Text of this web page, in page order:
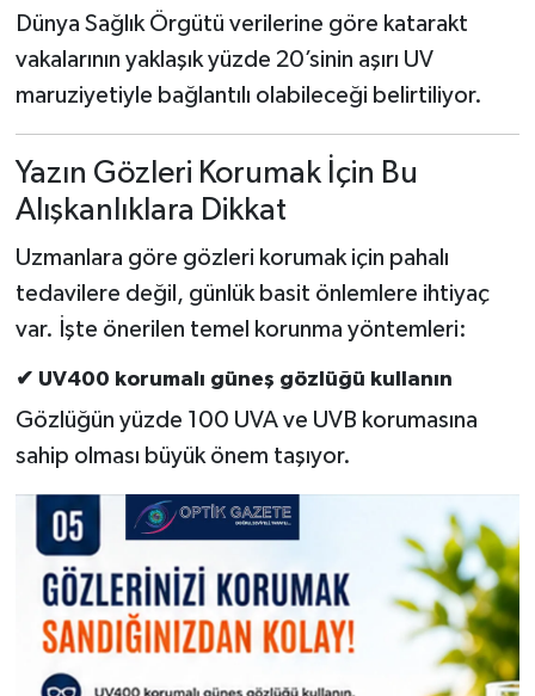
Dünya Sağlık Örgütü verilerine göre katarakt
vakalarının yaklaşık yüzde 20’sinin aşırı UV
maruziyetiyle bağlantılı olabileceği belirtiliyor.
Yazın Gözleri Korumak İçin Bu
Alışkanlıklara Dikkat
Uzmanlara göre gözleri korumak için pahalı
tedavilere değil, günlük basit önlemlere ihtiyaç
var. İşte önerilen temel korunma yöntemleri:
✔ UV400 korumalı güneş gözlüğü kullanın
Gözlüğün yüzde 100 UVA ve UVB korumasına
sahip olması büyük önem taşıyor.